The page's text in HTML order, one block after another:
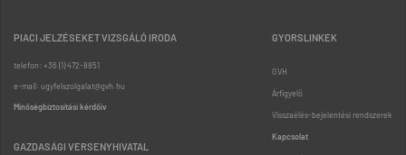
PIACI JELZÉSEKET VIZSGÁLÓ IRODA
telefon: +36 (1) 472-8851
e-mail: ugyfelszolgalat@gvh.hu
Minőségbiztosítási kérdőív
GAZDASÁGI VERSENYHIVATAL
GYORSLINKEK
GVH
Árfigyelő
Visszaélés-bejelentési rendszerek
Kapcsolat